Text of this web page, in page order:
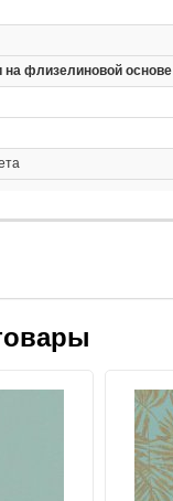
на флизелиновой основе